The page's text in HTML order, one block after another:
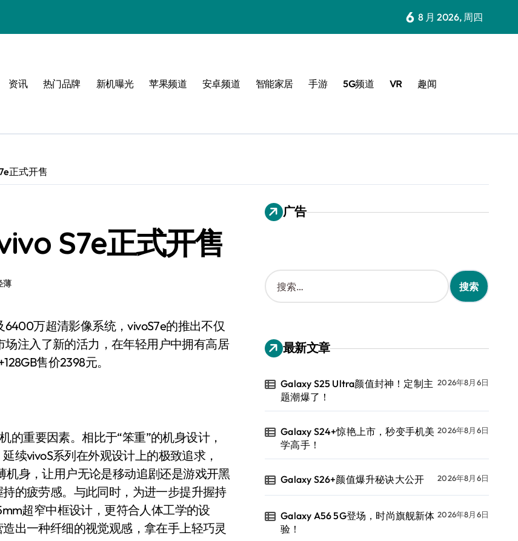
6 8 月 2026, 周四
资讯 热门品牌 新机曝光 苹果频道 安卓频道 智能家居 手游 5G频道 VR 趣闻
正式开售
S7e正式开售
薄
注入了新的活力，在年轻用户中拥有高居
售价2398元。
重要因素。相比于“笨重”的机身设计，
续vivoS系列在外观设计上的极致追求，
机身，让用户无论是移动追剧还是游戏开黑
的疲劳感。与此同时，为进一步提升握持
超窄中框设计，更符合人体工学的设
出一种纤细的视觉观感，拿在手上轻巧灵
广告
搜
索
：
最新文章
Galaxy S25 Ultra颜值封神！定制主
题潮爆了！
2026年8月6日
Galaxy S24+惊艳上市，秒变手机美
学高手！
2026年8月6日
Galaxy S26+颜值爆升秘诀大公开 2026年8月6日
Galaxy A56 5G登场，时尚旗舰新体
验！
2026年8月6日